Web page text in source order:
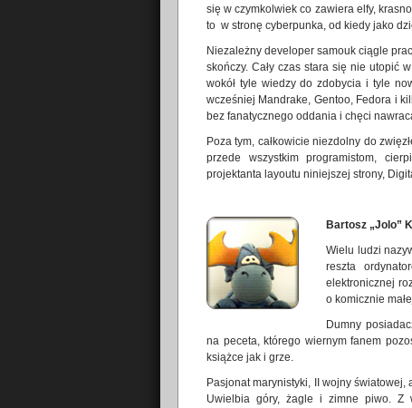
się w czymkolwiek co zawiera elfy,
to w stronę cyberpunka, od kiedy jako
Niezależny developer samouk ciągle
skończy. Cały czas stara się nie utopić
wokół tyle wiedzy do zdobycia i tyle
wcześniej Mandrake, Gentoo, Fedora i
bez fanatycznego oddania i chęci
Poza tym, całkowicie niezdolny do
przede wszystkim programistom,
projektanta layoutu niniejszej strony,
Bartosz „Jolo”
Wielu ludzi
reszta
elektronicznej
o komicznie
Dumny
na peceta, którego wiernym fanem
książce jak i grze.
Pasjonat marynistyki, II wojny
Uwielbia góry, żagle i zimne piwo. Z